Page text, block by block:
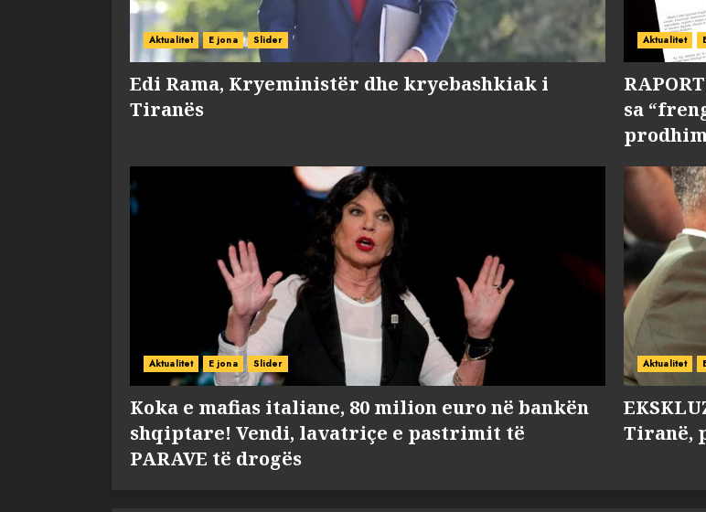
Aktualitet E jona Slider
Edi Rama, Kryeministër dhe kryebashkiak i
Tiranës
Aktualitet
sa
Aktualitet E jona Slider
Koka e mafias italiane, 80 milion euro në bankën
shqiptare! Vendi, lavatriçe e pastrimit të
PARAVE të drogës
Aktualitet
Tiranë,